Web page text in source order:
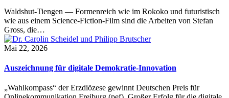
Waldshut-Tiengen — Formenreich wie im Rokoko und futuristisch
wie aus einem Science-Fiction-Film sind die Arbeiten von Stefan
Gross, die…
Mai 22, 2026
Auszeichnung für digitale Demokratie-Innovation
„Wahlkompass“ der Erzdiözese gewinnt Deutschen Preis für